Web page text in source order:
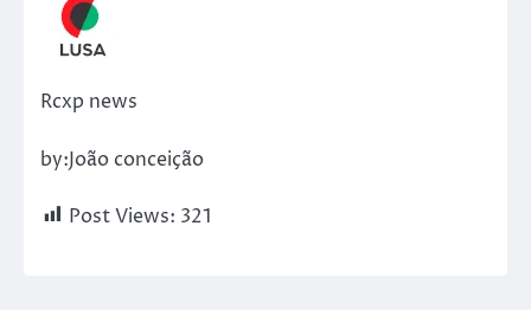
Rcxp news
by:João conceição
Post Views: 321